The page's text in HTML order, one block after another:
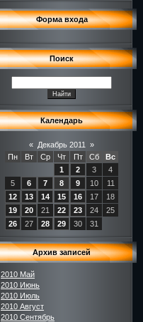
Форма входа
Поиск
Календарь
« Декабрь 2011
»
Пн
Вт Ср Чт Пт Сб
Вс
1
2 3
4
5
6 7 8 9 10
11
12
13 14 15 16 17
18
19
20 21 22 23 24
25
26
27 28 29 30 31
Архив записей
2010 Май
2010 Июнь
2010 Июль
2010 Август
2010 Сентябрь